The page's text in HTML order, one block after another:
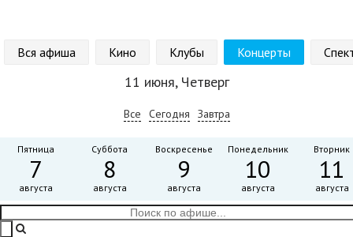
Вся афиша Кино Клубы Концерты
11 июня, Четверг
Все Сегодня Завтра
Пятница
7
августа
Суббота
8
августа
Воскресенье
9
августа
Понедельник
10
августа
Вторник
11
августа